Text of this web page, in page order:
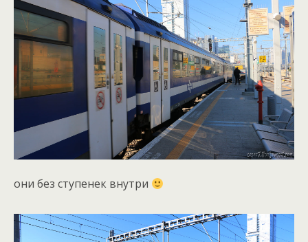
они без ступенек внутри